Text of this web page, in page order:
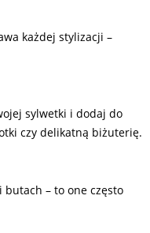
każdej stylizacji –
sylwetki i dodaj do
czy delikatną biżuterię.
butach – to one często